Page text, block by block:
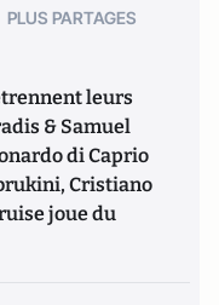
PLUS PARTAGES
leurs
& Samuel
di Caprio
Cristiano
joue du